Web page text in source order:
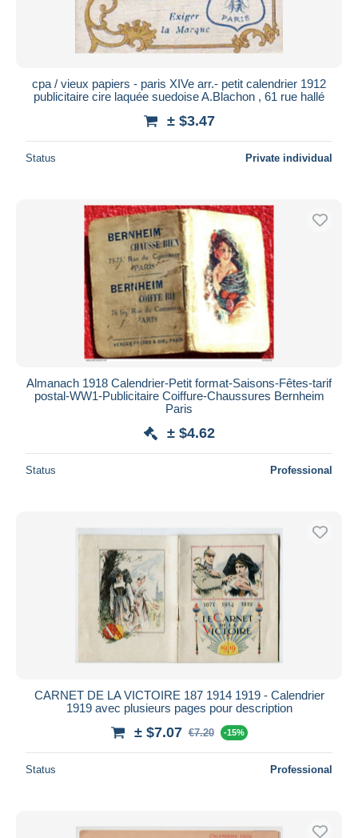
cpa / vieux papiers - paris XIVe arr.- petit calendrier 1912
publicitaire cire laquée suedoise A.Blachon , 61 rue hallé
± $3.47
Status Private individual
Almanach 1918 Calendrier-Petit format-Saisons-Fêtes-tarif
postal-WW1-Publicitaire Coiffure-Chaussures Bernheim
Paris
± $4.62
Status Professional
CARNET DE LA VICTOIRE 187 1914 1919 - Calendrier
1919 avec plusieurs pages pour description
± $7.07 €7.20 -15%
Status Professional